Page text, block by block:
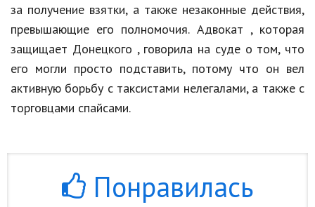
Животные
Еда и напитки
Праздники и подарки
Кинематограф
Путешествия
за получение взятки, а также незаконные действия,
превышающие его полномочия. Адвокат , которая
защищает Донецкого , говорила на суде о том, что
его могли просто подставить, потому что он вел
активную борьбу с таксистами нелегалами, а также с
торговцами спайсами.
Понравилась